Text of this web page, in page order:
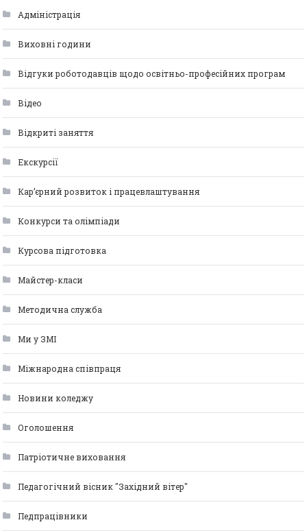
Адміністрація
Виховні години
Відгуки роботодавців щодо освітньо-професійних програм
Відео
Відкриті заняття
Екскурсії
Кар’єрний розвиток і працевлаштування
Конкурси та олімпіади
Курсова підготовка
Майстер-класи
Методична служба
Ми у ЗМІ
Міжнародна співпраця
Новини коледжу
Оголошення
Патріотичне виховання
Педагогічний вісник "Західний вітер"
Педпрацівники